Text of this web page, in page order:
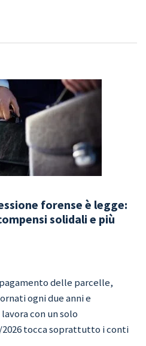
forense è legge:
solidali e più
delle parcelle,
ogni due anni e
con un solo
tocca soprattutto i conti